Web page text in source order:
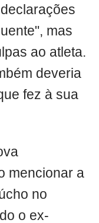
mas
ao atleta.
deveria
fez à sua
mencionar a
no
o ex-